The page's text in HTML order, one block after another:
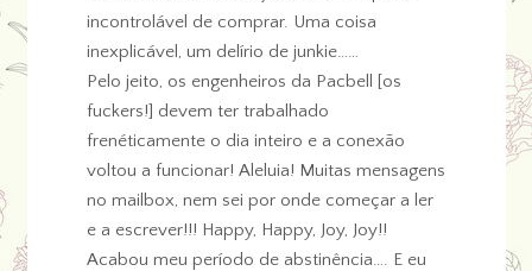
incontrolável de comprar. Uma coisa
inexplicável, um delírio de junkie……
Pelo jeito, os engenheiros da Pacbell [os
fuckers!] devem ter trabalhado
frenéticamente o dia inteiro e a conexão
voltou a funcionar! Aleluia! Muitas mensagens
no mailbox, nem sei por onde começar a ler
e a escrever!!! Happy, Happy, Joy, Joy!!
Acabou meu período de abstinência…. E eu